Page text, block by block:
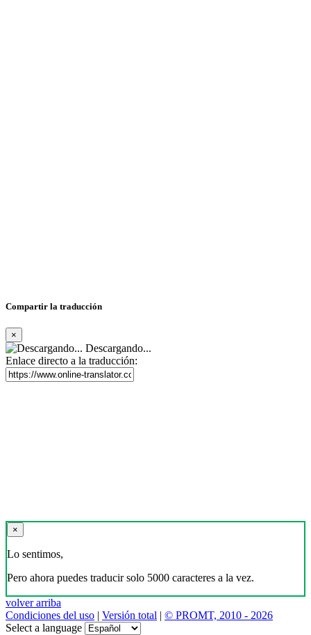
Compartir la traducción
×
Descargando...
Enlace directo a la traducción:
×
Lo sentimos,
Pero ahora puedes traducir solo 5000 caracteres a la vez.
volver arriba
Condiciones del uso | Versión total | © PROMT, 2010 - 2026
Select a language